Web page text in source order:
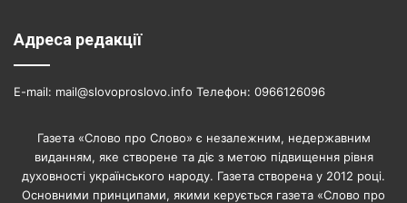
Адреса редакції
E-mail: mail@slovoproslovo.info Телефон: 0966126096
Газета «Слово про Слово» є незалежним, недержавним
виданням, яке створене та діє з метою підвищення рівня
духовності українського народу. Газета створена у 2012 році.
Основними принципами, якими керується газета «Слово про